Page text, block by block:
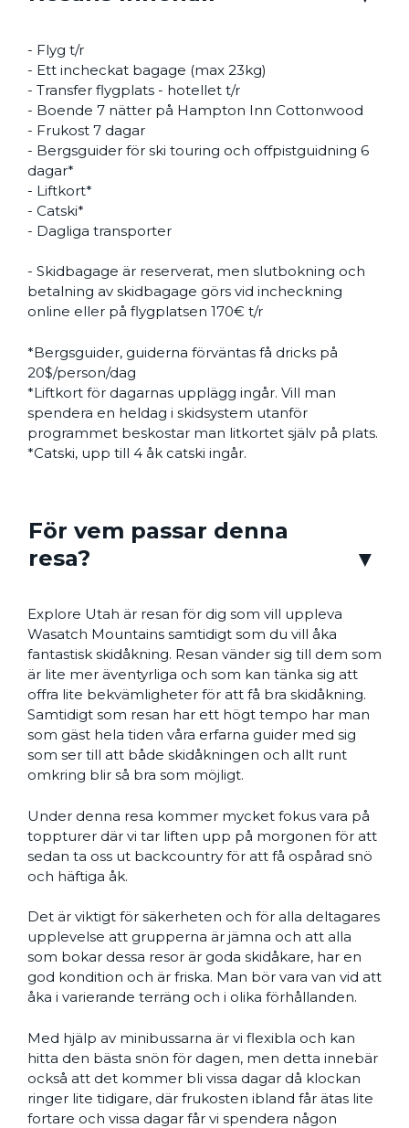
- Flyg t/r
- Ett incheckat bagage (max 23kg)
- Transfer flygplats - hotellet t/r
- Boende 7 nätter på Hampton Inn Cottonwood
- Frukost 7 dagar
- Bergsguider för ski touring och offpistguidning 6
dagar*
- Liftkort*
- Catski*
- Dagliga transporter
- Skidbagage är reserverat, men slutbokning och
betalning av skidbagage görs vid incheckning
online eller på flygplatsen 170€ t/r
*Bergsguider, guiderna förväntas få dricks på
20$/person/dag
*Liftkort för dagarnas upplägg ingår. Vill man
spendera en heldag i skidsystem utanför
programmet beskostar man litkortet själv på plats.
*Catski, upp till 4 åk catski ingår.
För vem passar denna
resa?
Explore Utah är resan för dig som vill uppleva
Wasatch Mountains samtidigt som du vill åka
fantastisk skidåkning. Resan vänder sig till dem som
är lite mer äventyrliga och som kan tänka sig att
offra lite bekvämligheter för att få bra skidåkning.
Samtidigt som resan har ett högt tempo har man
som gäst hela tiden våra erfarna guider med sig
som ser till att både skidåkningen och allt runt
omkring blir så bra som möjligt.
Under denna resa kommer mycket fokus vara på
toppturer där vi tar liften upp på morgonen för att
sedan ta oss ut backcountry för att få ospårad snö
och häftiga åk.
Det är viktigt för säkerheten och för alla deltagares
upplevelse att grupperna är jämna och att alla
som bokar dessa resor är goda skidåkare, har en
god kondition och är friska. Man bör vara van vid att
åka i varierande terräng och i olika förhållanden.
Med hjälp av minibussarna är vi flexibla och kan
hitta den bästa snön för dagen, men detta innebär
också att det kommer bli vissa dagar då klockan
ringer lite tidigare, där frukosten ibland får ätas lite
fortare och vissa dagar får vi spendera någon